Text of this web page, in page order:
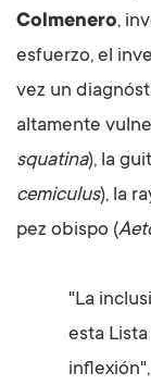
Colmenero,
esfuerzo, el
vez un
altamente
squatina), la
cemiculus), la
pez obispo (
"La
esta